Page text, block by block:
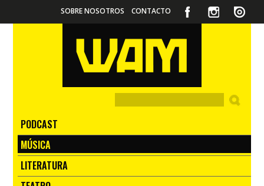
SOBRE NOSOTROS CONTACTO
PODCAST
MÚSICA
LITERATURA